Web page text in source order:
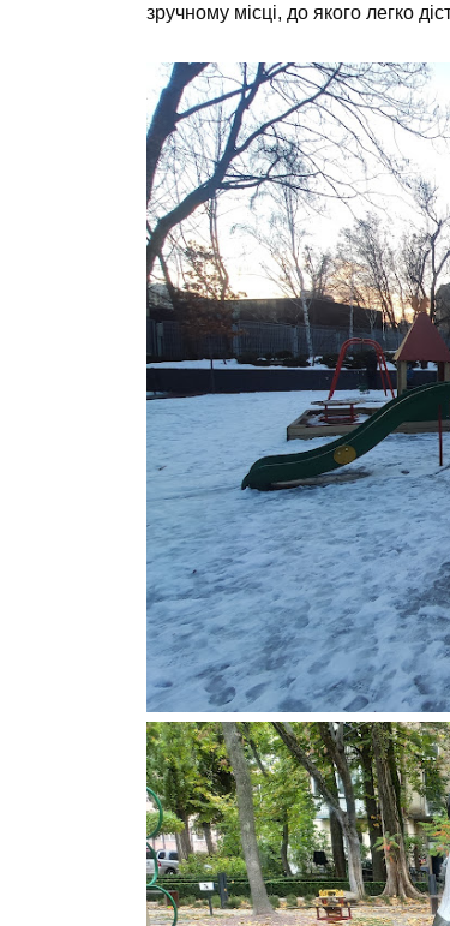
зручному місці, до якого легко